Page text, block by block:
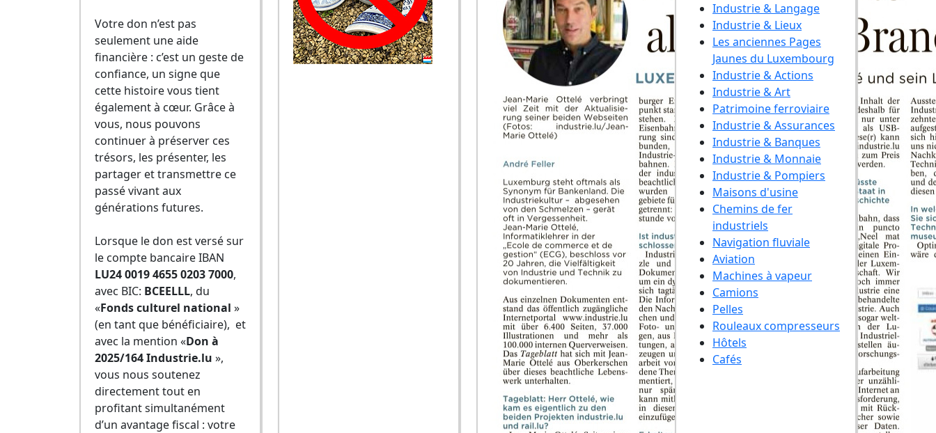
Votre don n’est pas
seulement une aide
financière : c’est un geste de
confiance, un signe que
cette histoire vous tient
également à cœur. Grâce à
vous, nous pouvons
continuer à préserver ces
trésors, les présenter, les
partager et transmettre ce
passé vivant aux
générations futures.
Lorsque le don est versé sur
le compte bancaire IBAN
LU24 0019 4655 0203 7000,
avec BIC: BCEELLL, du
«Fonds culturel national »
(en tant que bénéficiaire), et
avec la mention «Don à
2025/164 Industrie.lu »,
vous nous soutenez
directement tout en
profitant simultanément
d’un avantage fiscal : votre
Industrie & Langage
Industrie & Lieux
Les anciennes Pages
Jaunes du Luxembourg
Industrie & Actions
Industrie & Art
Patrimoine ferroviaire
Industrie & Assurances
Industrie & Banques
Industrie & Monnaie
Industrie & Pompiers
Maisons d'usine
Chemins de fer
industriels
Navigation fluviale
Aviation
Machines à vapeur
Camions
Pelles
Rouleaux compresseurs
Hôtels
Cafés